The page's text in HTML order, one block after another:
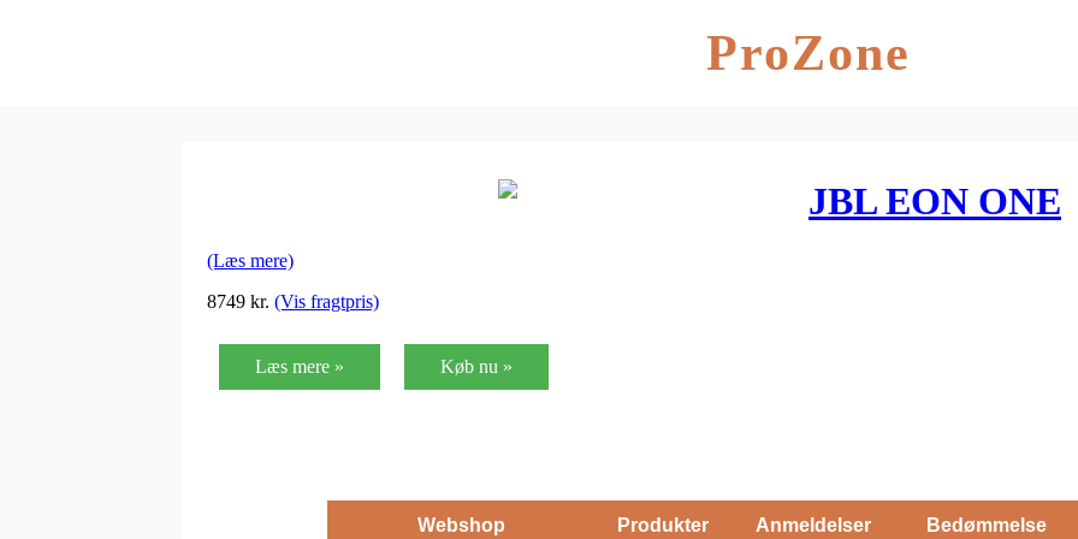
ProZone
JBL EON ONE
(Læs mere)
8749 kr. (Vis fragtpris)
Læs mere » Køb nu »
Webshop Produkter Anmeldelser Bedømmelse